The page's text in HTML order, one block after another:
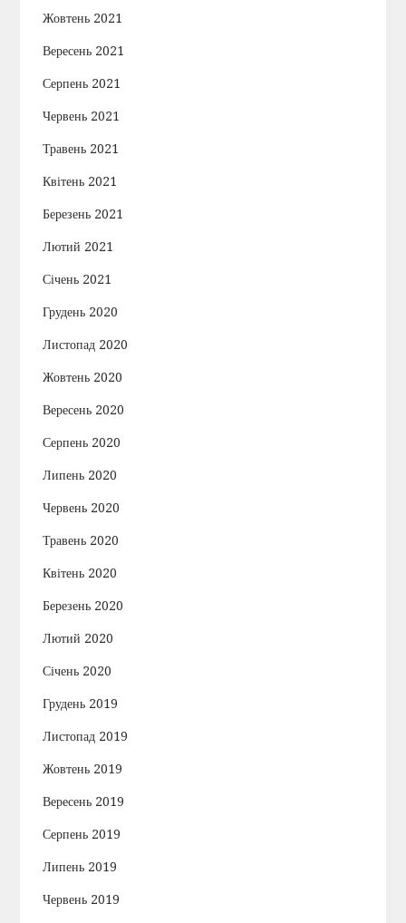
Жовтень 2021
Вересень 2021
Серпень 2021
Червень 2021
Травень 2021
Квітень 2021
Березень 2021
Лютий 2021
Січень 2021
Грудень 2020
Листопад 2020
Жовтень 2020
Вересень 2020
Серпень 2020
Липень 2020
Червень 2020
Травень 2020
Квітень 2020
Березень 2020
Лютий 2020
Січень 2020
Грудень 2019
Листопад 2019
Жовтень 2019
Вересень 2019
Серпень 2019
Липень 2019
Червень 2019